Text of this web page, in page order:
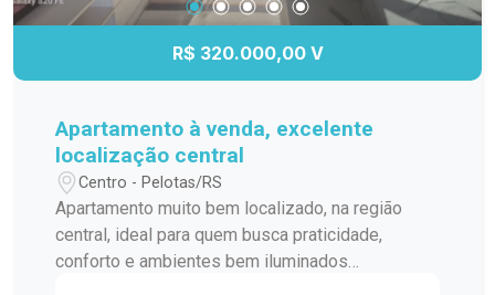
procura espaço, tranquilidade e excelente
localização, em uma região calma e valorizada,
com fácil acesso a tudo o que você precisa no
R$ 320.000,00 V
Apartamento à venda, excelente
localização central
Centro - Pelotas/RS
Apartamento muito bem localizado, na região
central, ideal para quem busca praticidade,
conforto e ambientes bem iluminados